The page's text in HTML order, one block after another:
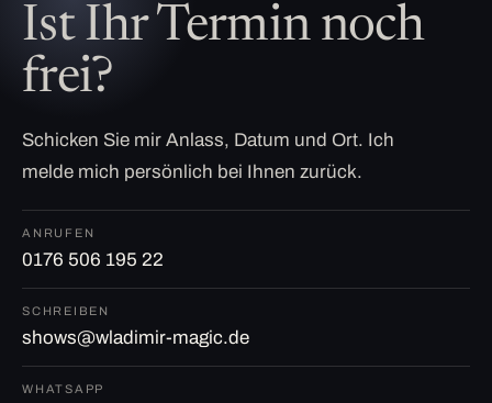
Ist Ihr Termin noch
frei?
Schicken Sie mir Anlass, Datum und Ort. Ich
melde mich persönlich bei Ihnen zurück.
ANRUFEN
0176 506 195 22
SCHREIBEN
shows@wladimir-magic.de
WHATSAPP